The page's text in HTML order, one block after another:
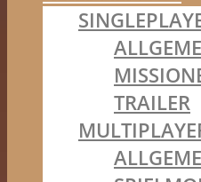
TRAILER